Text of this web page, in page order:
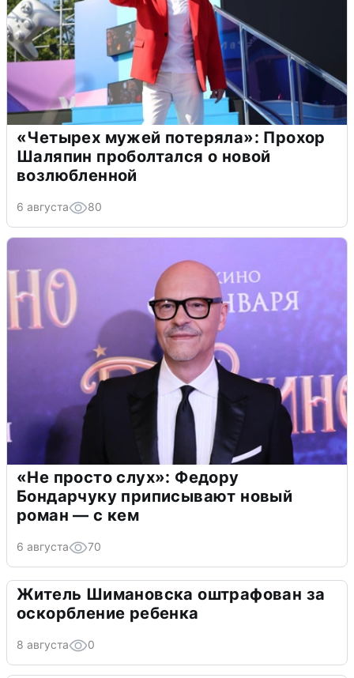
«Четырех мужей потеряла»: Прохор
Шаляпин проболтался о новой
возлюбленной
6 августа 80
«Не просто слух»: Федору
Бондарчуку приписывают новый
роман — с кем
6 августа 70
Житель Шимановска оштрафован за
оскорбление ребенка
8 августа 0